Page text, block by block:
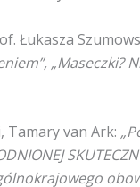
Łukasza
„Maseczki?
Tamary van Ark: